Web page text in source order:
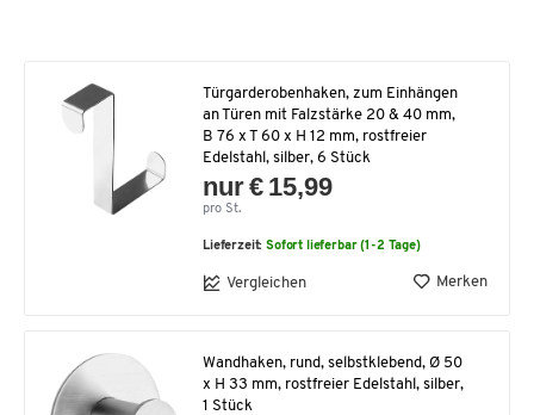
Türgarderobenhaken, zum Einhängen
an Türen mit Falzstärke 20 & 40 mm,
B 76 x T 60 x H 12 mm, rostfreier
Edelstahl, silber, 6 Stück
nur € 15,99
pro St.
Lieferzeit:Sofort lieferbar (1-2 Tage)
Vergleichen Merken
Wandhaken, rund, selbstklebend, Ø 50
x H 33 mm, rostfreier Edelstahl, silber,
1 Stück